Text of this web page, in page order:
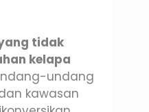
tidak
kelapa
undang
kawasan